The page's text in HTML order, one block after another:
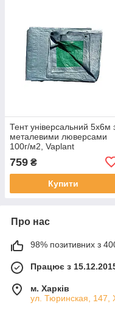
Тент універсальний 5х6м
металевими люверсами
100г/м2, Vaplant
759 ₴
Купити
Про нас
98% позитивних з 400
Працює з
м. Харків
ул. Тюринская, 147,